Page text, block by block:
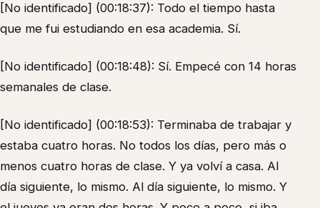
[No identificado] (00:18:37): Todo el tiempo hasta
que me fui estudiando en esa academia. Sí.
[No identificado] (00:18:48): Sí. Empecé con 14 horas
semanales de clase.
[No identificado] (00:18:53): Terminaba de trabajar y
estaba cuatro horas. No todos los días, pero más o
menos cuatro horas de clase. Y ya volví a casa. Al
día siguiente, lo mismo. Al día siguiente, lo mismo. Y